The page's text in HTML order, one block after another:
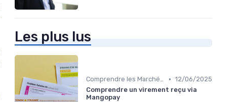
Les plus lus
Comprendre les Marchés Financiers • 12/06/2025
Comprendre un virement reçu via
Mangopay